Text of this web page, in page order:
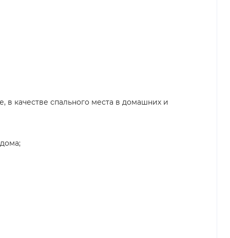
качестве спального места в домашних и